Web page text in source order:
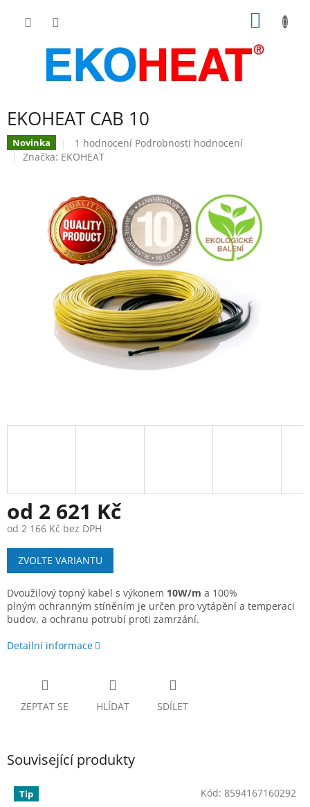
EKOHEAT CAB 10
Novinka
Průměrné
hodnocení
5,0
z
5
hvězdiček.
1 hodnocení Podrobnosti hodnocení
Značka: EKOHEAT
od 2 621 Kč
od 2 166 Kč bez DPH
Měrná
cena:
ZVOLTE VARIANTU
Dvoužilový topný kabel s výkonem 10W/m a 100%
plným ochranným stíněním je určen pro vytápění a temperaci
budov, a ochranu potrubí proti zamrzání.
Detailní informace
ZEPTAT SE HLÍDAT SDÍLET
Související produkty
Tip Kód: 8594167160292